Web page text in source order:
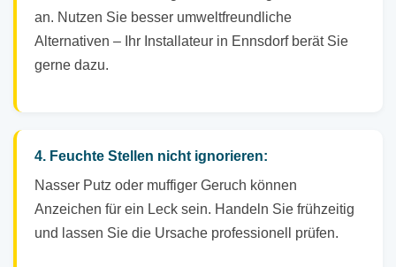
an. Nutzen Sie besser umweltfreundliche
Alternativen – Ihr Installateur in Ennsdorf berät Sie
gerne dazu.
4. Feuchte Stellen nicht ignorieren:
Nasser Putz oder muffiger Geruch können
Anzeichen für ein Leck sein. Handeln Sie frühzeitig
und lassen Sie die Ursache professionell prüfen.